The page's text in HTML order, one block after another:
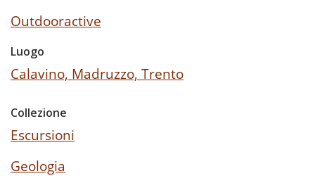
Outdooractive
Luogo
Calavino, Madruzzo, Trento
Collezione
Escursioni
Geologia